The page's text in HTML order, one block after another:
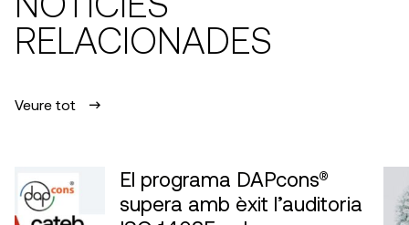
RELACIONADES
Veure tot
El programa DAPcons®
supera amb èxit l’auditoria